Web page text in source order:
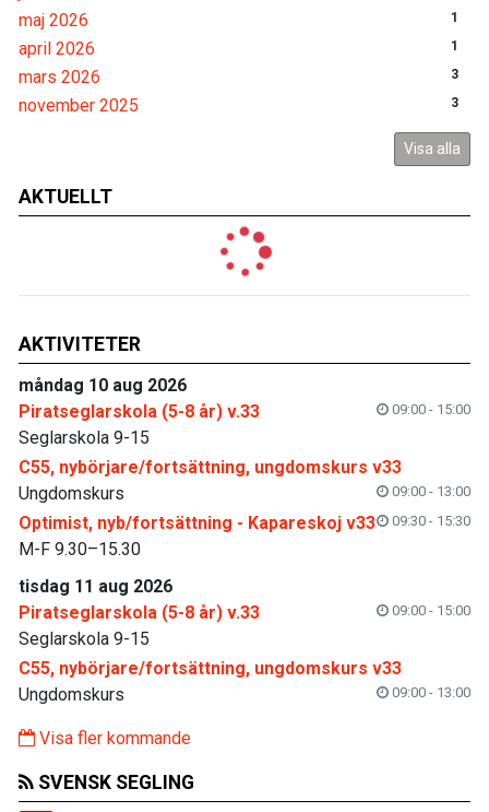
maj 2026 1
april 2026 1
mars 2026 3
november 2025 3
Visa alla
AKTUELLT
AKTIVITETER
måndag 10 aug 2026
Piratseglarskola (5-8 år) v.33
09:00 - 15:00
Seglarskola 9-15
C55, nybörjare/fortsättning, ungdomskurs v33
09:00 - 13:00
Ungdomskurs
Optimist, nyb/fortsättning - Kapareskoj v33
09:30 - 15:30
M-F 9.30–15.30
tisdag 11 aug 2026
Piratseglarskola (5-8 år) v.33
09:00 - 15:00
Seglarskola 9-15
C55, nybörjare/fortsättning, ungdomskurs v33
09:00 - 13:00
Ungdomskurs
Visa fler kommande
SVENSK SEGLING